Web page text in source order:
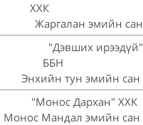
ХХК
Жаргалан эмийн сан
"Дэвших ирээдүй"
ББН
Энхийн тун эмийн сан
"Монос Дархан" ХХК
Монос Мандал эмийн сан